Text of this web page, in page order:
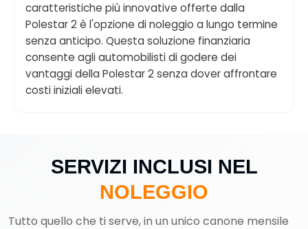
caratteristiche più innovative offerte dalla
Polestar 2 è l'opzione di noleggio a lungo termine
senza anticipo. Questa soluzione finanziaria
consente agli automobilisti di godere dei
vantaggi della Polestar 2 senza dover affrontare
costi iniziali elevati.
SERVIZI INCLUSI NEL
NOLEGGIO
Tutto quello che ti serve, in un unico canone mensile